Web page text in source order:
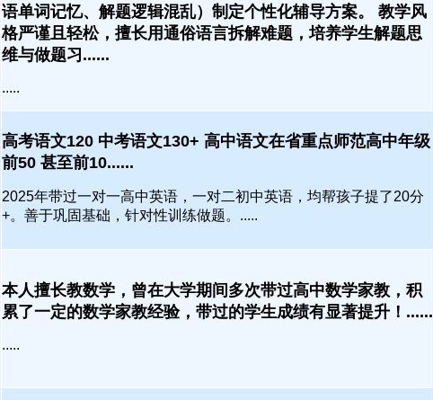
语单词记忆、解题逻辑混乱）制定个性化辅导方案。 教学风
格严谨且轻松，擅长用通俗语言拆解难题，培养学生解题思
维与做题习......
.....
高考语文120 中考语文130+ 高中语文在省重点师范高中年级
前50 甚至前10......
2025年带过一对一高中英语，一对二初中英语，均帮孩子提了20分
+。善于巩固基础，针对性训练做题。.....
本人擅长教数学，曾在大学期间多次带过高中数学家教，积
累了一定的数学家教经验，带过的学生成绩有显著提升！......
.....